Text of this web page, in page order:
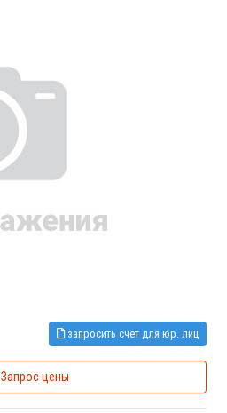
запросить счет для юр. лиц
Запрос цены